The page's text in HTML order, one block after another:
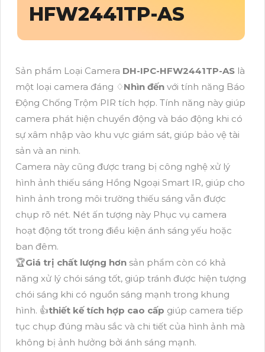
HFW2441TP-AS
Sản phẩm Loại Camera DH-IPC-HFW2441TP-AS là
một loại camera đáng ♢Nhìn đến với tính năng Báo
Động Chống Trộm PIR tích hợp. Tính năng này giúp
camera phát hiện chuyển động và báo động khi có
sự xâm nhập vào khu vực giám sát, giúp bảo vệ tài
sản và an ninh.
Camera này cũng được trang bị công nghệ xử lý
hình ảnh thiếu sáng Hồng Ngoại Smart IR, giúp cho
hình ảnh trong môi trường thiếu sáng vẫn được
chụp rõ nét. Nét ấn tượng này Phục vụ camera
hoạt động tốt trong điều kiện ánh sáng yếu hoặc
ban đêm.
️🏆Giá trị chất lượng hơn sản phẩm còn có khả
năng xử lý chói sáng tốt, giúp tránh được hiện tượng
chói sáng khi có nguồn sáng mạnh trong khung
hình. 👍thiết kế tích hợp cao cấp giúp camera tiếp
tục chụp đúng màu sắc và chi tiết của hình ảnh mà
không bị ảnh hưởng bởi ánh sáng mạnh.